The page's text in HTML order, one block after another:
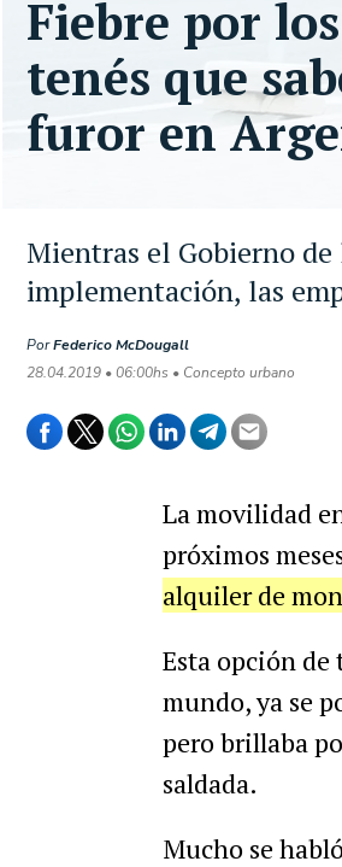
Mientras el Gobierno
implementación, las
PorFederico McDougall
28.04.2019 • 06:00hs • Concepto urbano
Fiebre por
tenés que
furor en
La movilidad
próximos
alquiler de
Esta opción
mundo, ya se
pero brillaba
saldada.
Mucho se